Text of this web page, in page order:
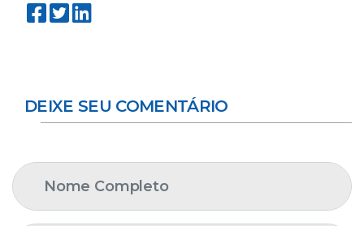
DEIXE SEU COMENTÁRIO